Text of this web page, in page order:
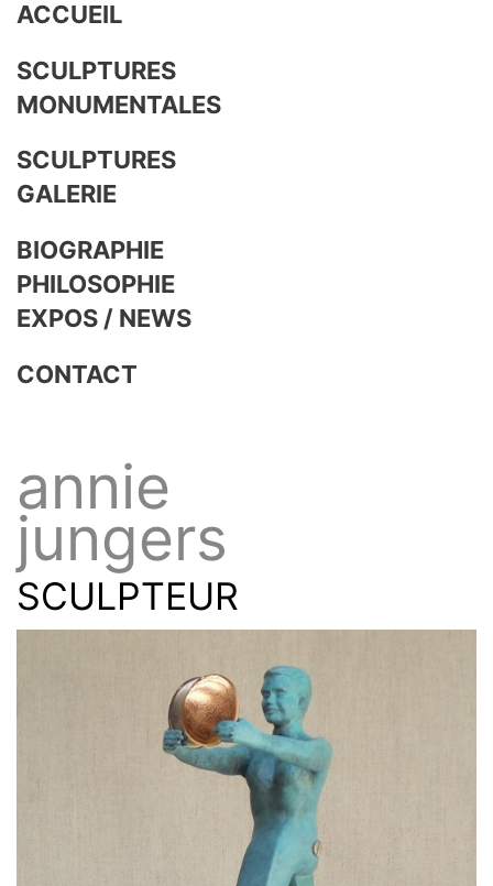
ACCUEIL
SCULPTURES
MONUMENTALES
SCULPTURES
GALERIE
BIOGRAPHIE
PHILOSOPHIE
EXPOS / NEWS
CONTACT
annie
jungers
SCULPTEUR